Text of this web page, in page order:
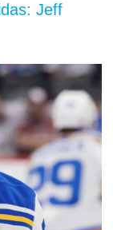
Jeff